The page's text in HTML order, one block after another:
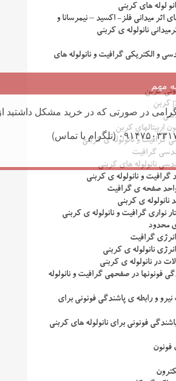
اثر میدانی فلز- اکسید – نیمرسانا و
نانولوله ی کربنی
و الکتریکی گرافیت و نانولوله های
فونونها در صفحهی گرافیت و نانولوله
نیرو و رابطه ی پاشندگی فونونی برای
فونون
مهم
در صورتی که در خرید مشکل داشتید